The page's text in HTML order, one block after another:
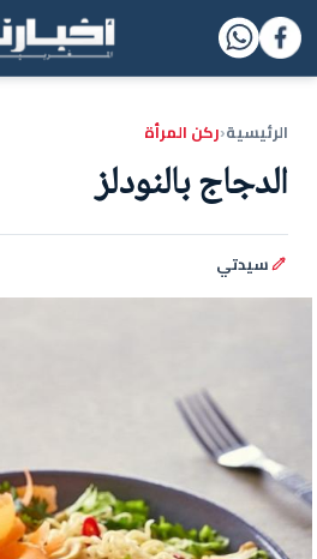
الرئيسية‹ركن المرأة
الدجاج بالنودلز
سيدتي